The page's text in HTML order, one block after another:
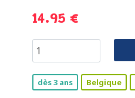
14.95 €
dès 3 ans Belgique